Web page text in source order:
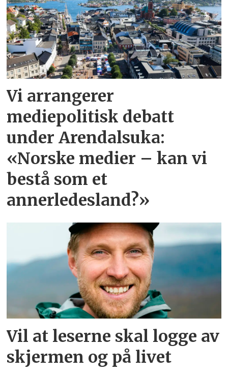
Vi arrangerer
mediepolitisk debatt
under Arendalsuka:
«Norske medier – kan vi
bestå som et
annerledesland?»
Vil at leserne skal logge av
skjermen og på livet